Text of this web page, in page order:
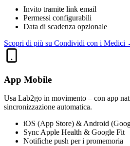
Invito tramite link email
Permessi configurabili
Data di scadenza opzionale
Scopri di più su Condividi con i Medici
App Mobile
Usa Lab2go in movimento – con app
sincronizzazione automatica.
iOS (App Store) & Android
Sync Apple Health & Google Fit
Notifiche push per i promemoria